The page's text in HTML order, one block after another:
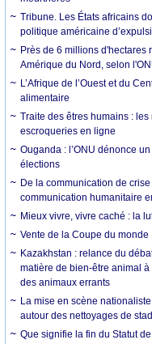
Tribune. Les États africains
politique américaine
Près de 6 millions d'hectares
Amérique du Nord, selon
L’Afrique de l’Ouest et du
alimentaire
Traite des êtres humains :
escroqueries en ligne
Ouganda : l’ONU dénonce
élections
De la communication de
communication humanitaire
Mieux vivre, vivre caché : la
Vente de la Coupe du monde
Kazakhstan : relance du
matière de bien-être animal
des animaux errants
La mise en scène
autour des nettoyages de
Que signifie la fin du Statut